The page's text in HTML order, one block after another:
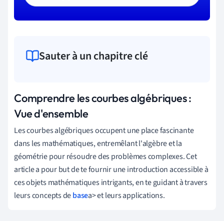
Sauter à un chapitre clé
Comprendre les courbes algébriques :
Vue d'ensemble
Lescourbesalgébriquesoccupentuneplacefascinante
danslesmathématiques,entremêlantl'algèbreetla
géométriepourrésoudredesproblèmescomplexes.Cet
articlea pourbutdetefourniruneintroduction accessibleà
cesobjetsmathématiquesintrigants,enteguidantàtravers
leursconceptsdebasea>etleursapplications.